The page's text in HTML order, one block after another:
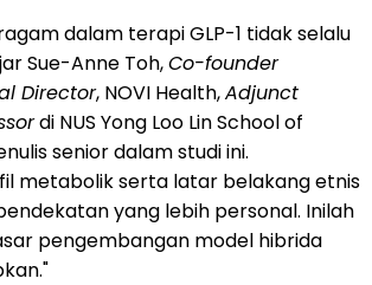
dalam terapi GLP-1 tidak selalu
Sue-Anne Toh,Co-founder
Director, NOVI Health,Adjunct
di NUS Yong Loo Lin School of
senior dalam studi ini.
metabolik serta latar belakang etnis
yang lebih personal. Inilah
pengembangan model hibrida